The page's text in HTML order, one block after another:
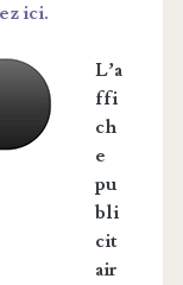
ici.
L’a
ffi
ch
e
pu
bli
cit
air